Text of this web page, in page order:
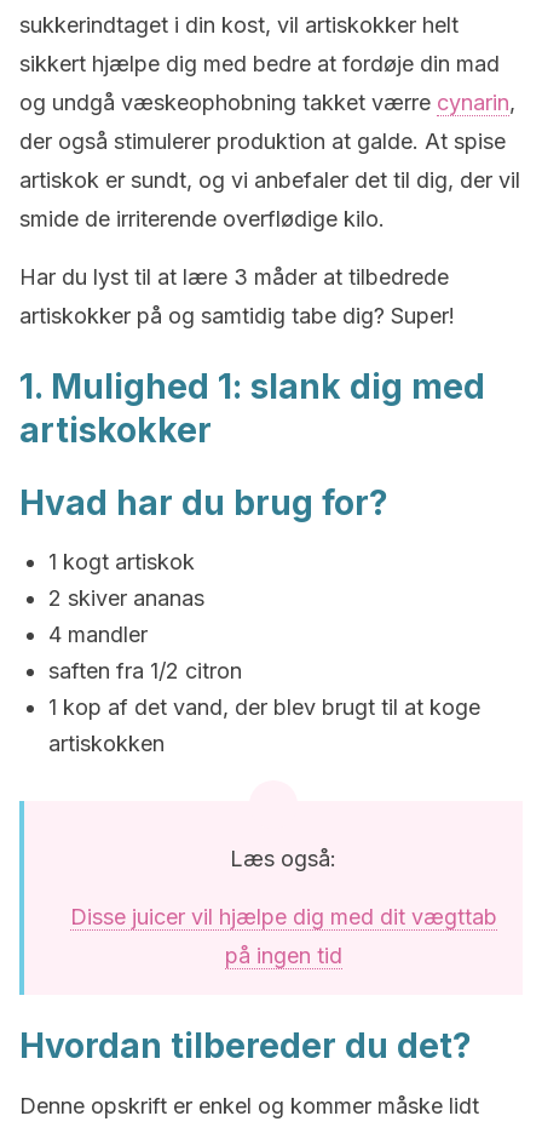
sukkerindtaget i din kost, vil artiskokker helt
sikkert hjælpe dig med bedre at fordøje din mad
og undgå væskeophobning takket værre cynarin,
der også stimulerer produktion at galde. At spise
artiskok er sundt, og vi anbefaler det til dig, der vil
smide de irriterende overflødige kilo.
Har du lyst til at lære 3 måder at tilbedrede
artiskokker på og samtidig tabe dig? Super!
1. Mulighed 1: slank dig med
artiskokker
Hvad har du brug for?
1 kogt artiskok
2 skiver ananas
4 mandler
saften fra 1/2 citron
1 kop af det vand, der blev brugt til at koge
artiskokken
Læs også:
Disse juicer vil hjælpe dig med dit vægttab
på ingen tid
Hvordan tilbereder du det?
Denne opskrift er enkel og kommer måske lidt